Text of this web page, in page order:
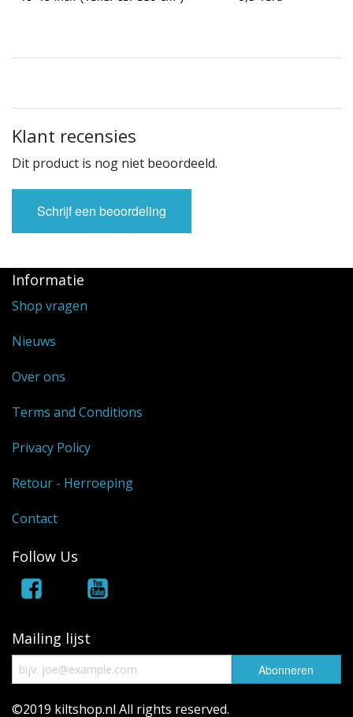
Klant recensies
Dit product is nog niet beoordeeld.
Schrijf een beoordeling
Informatie
Shop vragen
Nieuws
Over ons
Terms and Conditions
Privacy Policy
Retour - Herroeping
Contact
Follow Us
Mailing lijst
©2019 kiltshop.nl All rights reserved.